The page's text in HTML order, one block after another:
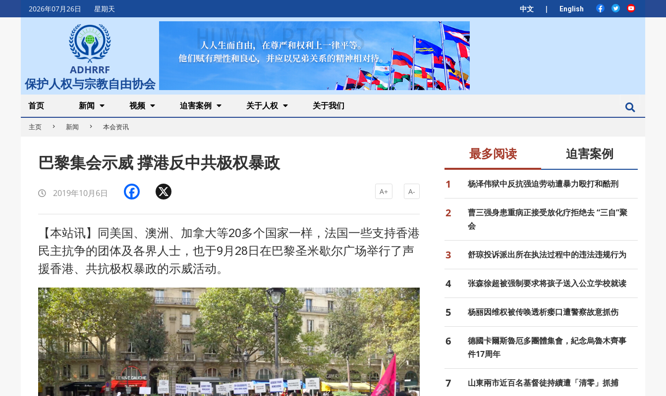
2026年07月26日 星期天 中文 | English
Skip
to
ADHRRF
保护人权与宗教自由协会
Secondary
Navigation
Menu
首页 新闻 视频 迫害案例 关于人权 关于我们
主页 新闻 本会资讯
巴黎集会示威 撑港反中共极权暴政
2019年10月6日 Facebook A+ A-
【本站讯】同美国、澳洲、加拿大等20多个国家一样，法国一些支持香港
民主抗争的团体及各界人士，也于9月28日在巴黎圣米歇尔广场举行了声
援香港、共抗极权暴政的示威活动。
最多阅读 迫害案例
1 杨泽伟狱中反抗强迫劳动遭暴力殴打和酷刑
2
曹三强身患重病正接受放化疗拒绝去 “三自”聚
会
3 舒琼投诉派出所在执法过程中的违法违规行为
4 张森徐超被强制要求将孩子送入公立学校就读
5 杨丽因维权被传唤透析瘘口遭警察故意抓伤
6
德國卡爾斯魯厄多團體集會，紀念烏魯木齊事
件17周年
7 山東兩市近百名基督徒持續遭「清零」抓捕